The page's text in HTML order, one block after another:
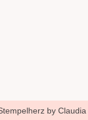
by